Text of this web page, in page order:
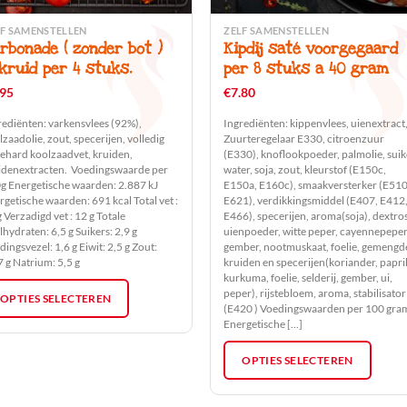
SAMENSTELLEN
( zonder bot )
per 4 stuks.
varkensvlees (92%),
zout, specerijen, volledig
koolzaadvet, kruiden,
Voedingswaarde per
Energetische waarden: 2.887 kJ
waarden: 691 kcal Total vet :
Verzadigd vet : 12 g Totale
6,5 g Suikers: 2,9 g
1,6 g Eiwit: 2,5 g Zout:
g Natrium: 5,5 g
OPTIES SELECTEREN
ZELF SAMENSTELLEN
Kipdij saté voorgegaard
per 8 stuks a 40 gram
€7.80
Ingrediënten: kippenvlees, uienextract,
Zuurteregelaar E330, citroenzuur
(E330), knoflookpoeder, palmolie,
water, soja, zout, kleurstof (E150c,
E150a, E160c), smaakversterker (E510,
E621), verdikkingsmiddel (E407, E412,
E466), specerijen, aroma(soja),
uienpoeder, witte peper, cayennepeper,
gember, nootmuskaat, foelie,
kruiden en specerijen(koriander,
kurkuma, foelie, selderij, gember, ui,
peper), rijstebloem, aroma, stabilisator
(E420 ) Voedingswaarden per 100
Energetische [...]
OPTIES SELECTEREN
Dit
product
heeft
meerdere
variaties.
Deze
optie
kan
gekozen
worden
op
de
productpagina